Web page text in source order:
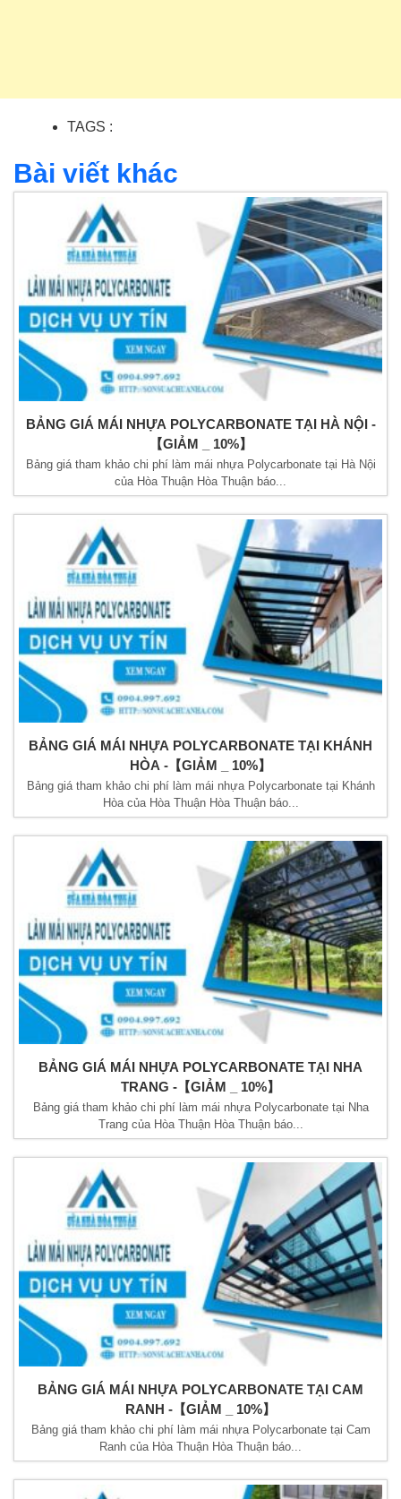
TAGS :
Bài viết khác
BẢNG GIÁ MÁI NHỰA POLYCARBONATE TẠI HÀ NỘI -
【GIẢM _ 10%】
Bảng giá tham khảo chi phí làm mái nhựa Polycarbonate tại Hà Nội
của Hòa Thuận Hòa Thuận báo...
BẢNG GIÁ MÁI NHỰA POLYCARBONATE TẠI KHÁNH
HÒA -【GIẢM _ 10%】
Bảng giá tham khảo chi phí làm mái nhựa Polycarbonate tại Khánh
Hòa của Hòa Thuận Hòa Thuận báo...
BẢNG GIÁ MÁI NHỰA POLYCARBONATE TẠI NHA
TRANG -【GIẢM _ 10%】
Bảng giá tham khảo chi phí làm mái nhựa Polycarbonate tại Nha
Trang của Hòa Thuận Hòa Thuận báo...
BẢNG GIÁ MÁI NHỰA POLYCARBONATE TẠI CAM
RANH -【GIẢM _ 10%】
Bảng giá tham khảo chi phí làm mái nhựa Polycarbonate tại Cam
Ranh của Hòa Thuận Hòa Thuận báo...